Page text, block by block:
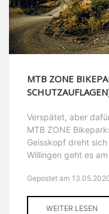
MTB ZONE
Verspätet, aber
MTB ZONE
Geisskopf dreht
Willingen geht es
Gepostet am
WEITER LESEN